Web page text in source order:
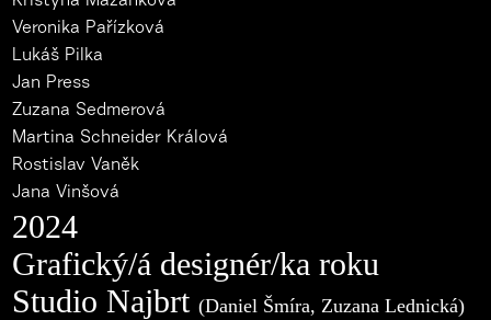
Veronika Pařízková
Lukáš Pilka
Jan Press
Zuzana Sedmerová
Martina Schneider Králová
Rostislav Vaněk
Jana Vinšová
2024
Grafický/á designér/ka roku
Studio Najbrt(Daniel Šmíra, Zuzana Lednická)